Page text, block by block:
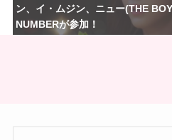
ン、イ・ムジン、ニュー(THE
NUMBERが参加！